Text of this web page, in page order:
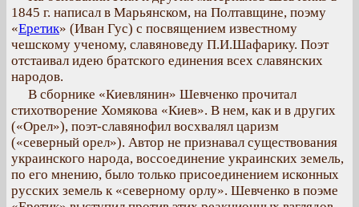
1845 г. написал в Марьянском, на Полтавщине, поэму
«Еретик» (Иван Гус) с посвящением известному
чешскому ученому, славяноведу П.И.Шафарику. Поэт
отстаивал идею братского единения всех славянских
народов.
В сборнике «Киевлянин» Шевченко прочитал
стихотворение Хомякова «Киев». В нем, как и в других
(«Орел»), поэт-славянофил восхвалял царизм
(«северный орел»). Автор не признавал существования
украинского народа, воссоединение украинских земель,
по его мнению, было только присоединением исконных
русских земель к «северному орлу». Шевченко в поэме